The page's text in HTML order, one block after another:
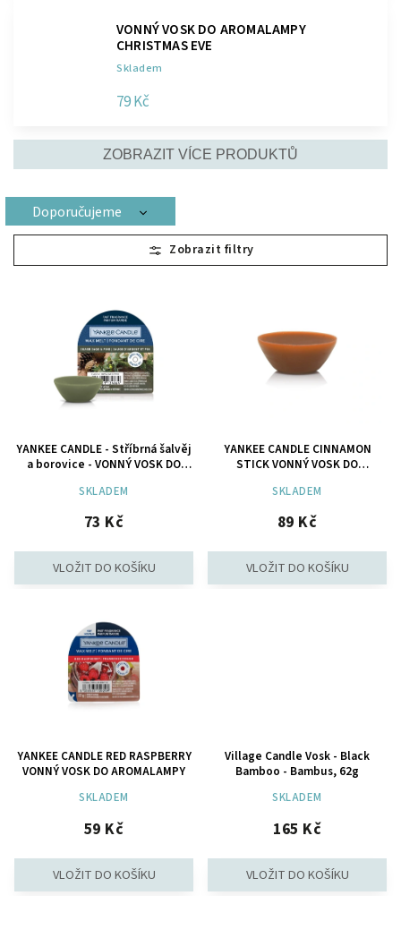
VONNÝ VOSK DO AROMALAMPY
CHRISTMAS EVE
Skladem
79 Kč
ZOBRAZIT VÍCE PRODUKTŮ
Doporučujeme
Nejlevnější
Nejdražší
Abecedně
YANKEE CANDLE - Stříbrná šalvěj
a borovice - VONNÝ VOSK DO
SKLADEM
73 Kč
YANKEE CANDLE CINNAMON
STICK VONNÝ VOSK DO
SKLADEM
89 Kč
YANKEE CANDLE RED RASPBERRY
VONNÝ VOSK DO AROMALAMPY
SKLADEM
59 Kč
Village Candle Vosk - Black
Bamboo - Bambus, 62g
SKLADEM
165 Kč